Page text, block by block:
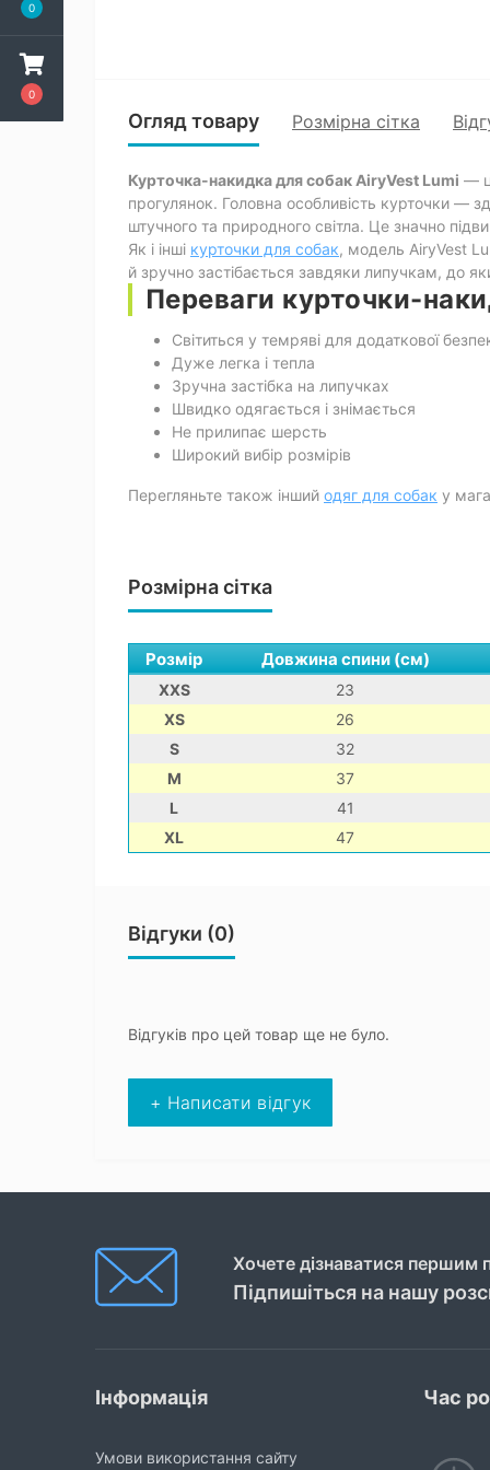
0
0
Огляд товару Розмірна сітка
Курточка-накидка для собак AiryVest Lumi —
прогулянок. Головна особливість курточки —
штучного та природного світла. Це значно
Як і інші курточки для собак, модель AiryVest
й зручно застібається завдяки липучкам, до
Переваги курточки-
Світиться у темряві для додаткової
Дуже легка і тепла
Зручна застібка на липучках
Швидко одягається і знімається
Не прилипає шерсть
Широкий вибір розмірів
Перегляньте також інший одяг для собак у
Розмірна сітка
Розмір Довжина спини (см)
XXS
23
XS
26
S
32
M
37
L
41
XL
47
Відгуки (0)
Відгуків про цей товар ще не було.
+ Написати відгук
Хочете дізнаватися першим
Підпишіться на нашу
Інформація
Умови використання сайту
Час